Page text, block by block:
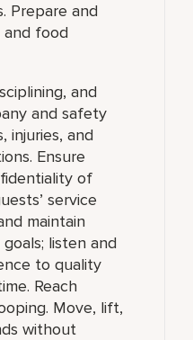
Prepare and
and food
and
and safety
injuries, and
Ensure
of
service
maintain
listen and
to quality
Reach
Move, lift,
without